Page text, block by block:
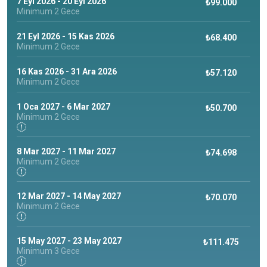
26 Mayıs – 18 Ekim tarihleri arasında, villamız2019’dan
beri, konaklamaya dahil açık büfe restaurant hizmeti
sunan villa konaklaması
deneyim yaşatmaktadır.
Bu villamız ; 1 Temmuz – 6 Eylül
konaklamalarda,açık büfe kahvaltı, öğle ve akşam
yemekleri kiralama ücretine dahil
olup misafirlerimiz bu
hizmetten ekstra ücret ödemeden faydalanabilir. Yemekli
kiralamalar için ekibimizle iletişime geçmelisiniz.
İç Mekân Detayları
Salon:
Açık plan salon ve mutfak konseptinde dizayn edilmiş olup
zemin katta yer almaktadır.
Detaylar: Oturma grubu, LCD TV, klima, havuz terasına
doğrudan geçiş ve ortak banyo.
Mutfak:
Açık plan mutfak/salon şeklinde tasarlanmış olup zemin
Minimum 2 Gece
₺99.000
21 Eyl 2026 - 15 Kas 2026
Minimum 2 Gece
₺68.400
16 Kas 2026 - 31 Ara 2026
Minimum 2 Gece
₺57.120
1 Oca 2027 - 6 Mar 2027
Minimum 2 Gece
₺50.700
8 Mar 2027 - 11 Mar 2027
Minimum 2 Gece
₺74.698
12 Mar 2027 - 14 May 2027
Minimum 2 Gece
₺70.070
15 May 2027 - 23 May 2027
Minimum 3 Gece
₺111.475